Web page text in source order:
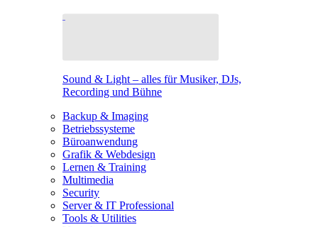
Sound & Light – alles für Musiker, DJs,
Recording und Bühne
Backup & Imaging
Betriebssysteme
Büroanwendung
Grafik & Webdesign
Lernen & Training
Multimedia
Security
Server & IT Professional
Tools & Utilities